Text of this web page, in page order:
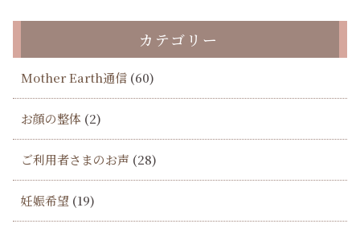
カテゴリー
Mother Earth通信 (60)
お顔の整体 (2)
ご利用者さまのお声 (28)
妊娠希望 (19)